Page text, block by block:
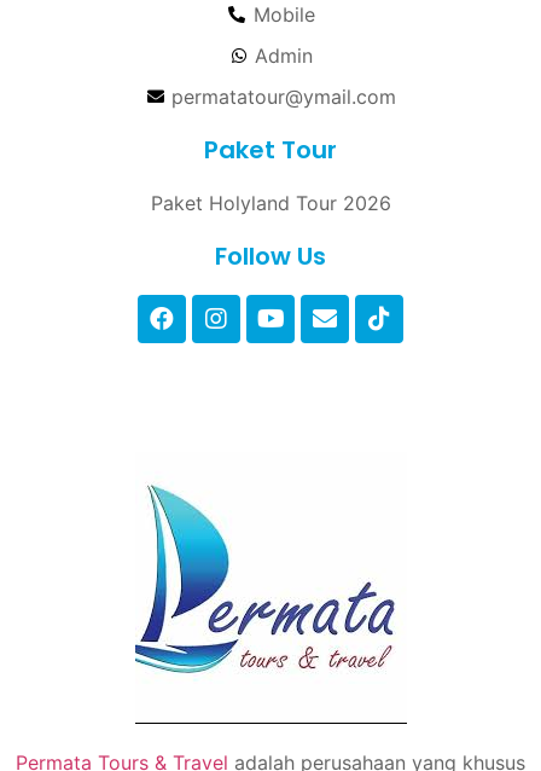
Mobile
Admin
permatatour@ymail.com
Paket Tour
Paket Holyland Tour 2026
Follow Us
Permata Tours & Travel adalah perusahaan yang khusus